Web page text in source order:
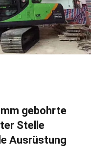
gebohrte
Stelle
Ausrüstung